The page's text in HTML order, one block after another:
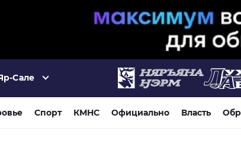
Сале
Спорт КМНС Официально Власть